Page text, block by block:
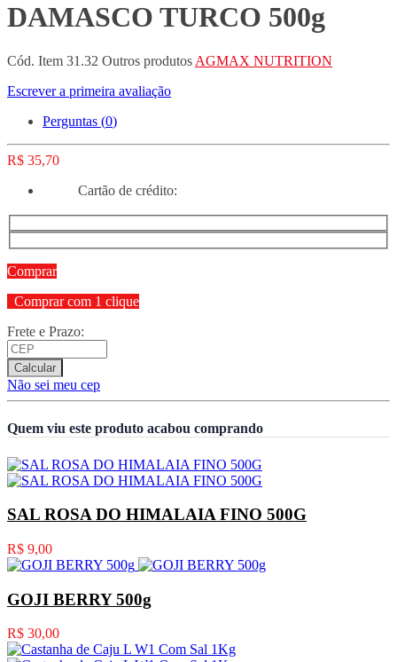
DAMASCO TURCO 500g
Cód. Item 31.32 Outros produtos AGMAX NUTRITION
Escrever a primeira avaliação
Perguntas (0)
R$ 35,70
Cartão de crédito:
Comprar
Comprar com 1 clique
Frete e Prazo:
Calcular
Não sei meu cep
Quem viu este produto acabou comprando
SAL ROSA DO HIMALAIA FINO 500G
R$ 9,00
GOJI BERRY 500g
R$ 30,00